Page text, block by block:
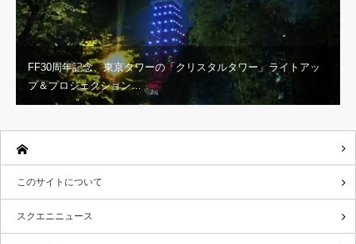
FF30周年記念、東京タワーの「クリスタルタワー」ライトアッ
プ＆プロジェクション…
このサイトについて
スクエニニュース